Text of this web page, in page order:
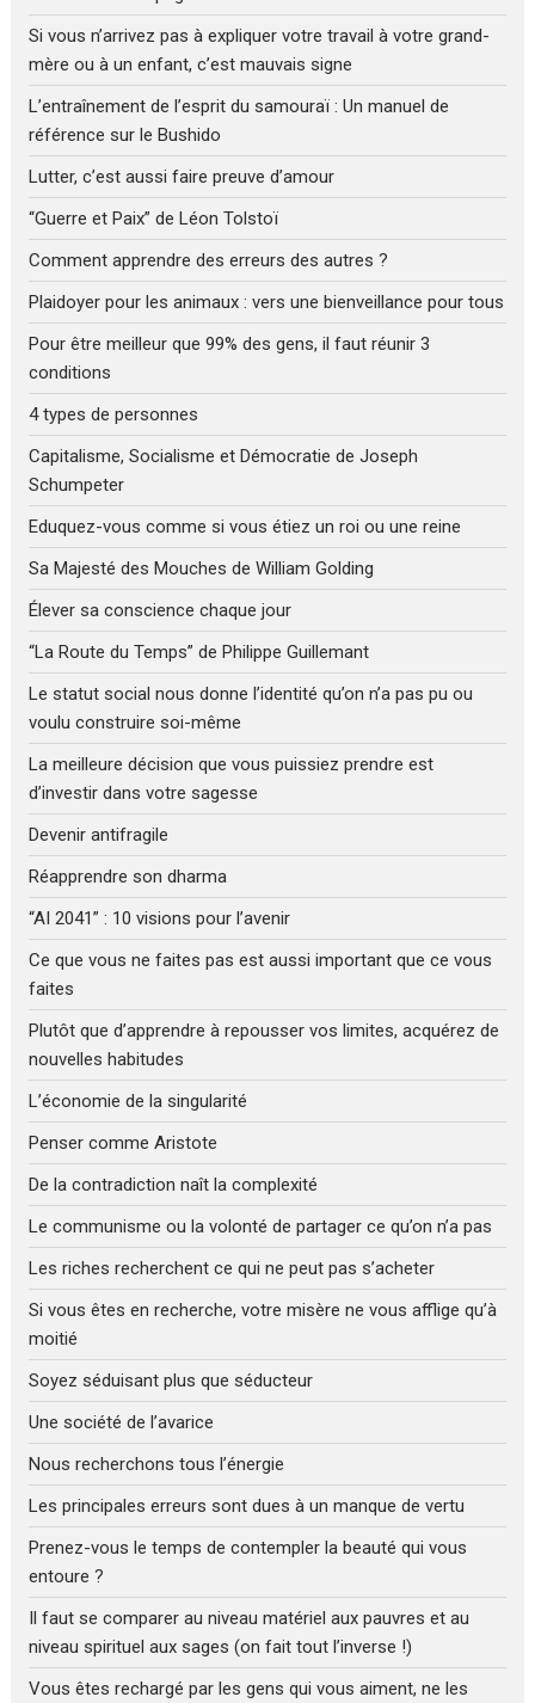
Si vous n’arrivez pas à expliquer votre travail à votre grand-
mère ou à un enfant, c’est mauvais signe
L’entraînement de l’esprit du samouraï : Un manuel de
référence sur le Bushido
Lutter, c’est aussi faire preuve d’amour
“Guerre et Paix” de Léon Tolstoï
Comment apprendre des erreurs des autres ?
Plaidoyer pour les animaux : vers une bienveillance pour tous
Pour être meilleur que 99% des gens, il faut réunir 3
conditions
4 types de personnes
Capitalisme, Socialisme et Démocratie de Joseph
Schumpeter
Eduquez-vous comme si vous étiez un roi ou une reine
Sa Majesté des Mouches de William Golding
Élever sa conscience chaque jour
“La Route du Temps” de Philippe Guillemant
Le statut social nous donne l’identité qu’on n’a pas pu ou
voulu construire soi-même
La meilleure décision que vous puissiez prendre est
d’investir dans votre sagesse
Devenir antifragile
Réapprendre son dharma
“AI 2041” : 10 visions pour l’avenir
Ce que vous ne faites pas est aussi important que ce vous
faites
Plutôt que d’apprendre à repousser vos limites, acquérez de
nouvelles habitudes
L’économie de la singularité
Penser comme Aristote
De la contradiction naît la complexité
Le communisme ou la volonté de partager ce qu’on n’a pas
Les riches recherchent ce qui ne peut pas s’acheter
Si vous êtes en recherche, votre misère ne vous afflige qu’à
moitié
Soyez séduisant plus que séducteur
Une société de l’avarice
Nous recherchons tous l’énergie
Les principales erreurs sont dues à un manque de vertu
Prenez-vous le temps de contempler la beauté qui vous
entoure ?
Il faut se comparer au niveau matériel aux pauvres et au
niveau spirituel aux sages (on fait tout l’inverse !)
Vous êtes rechargé par les gens qui vous aiment, ne les